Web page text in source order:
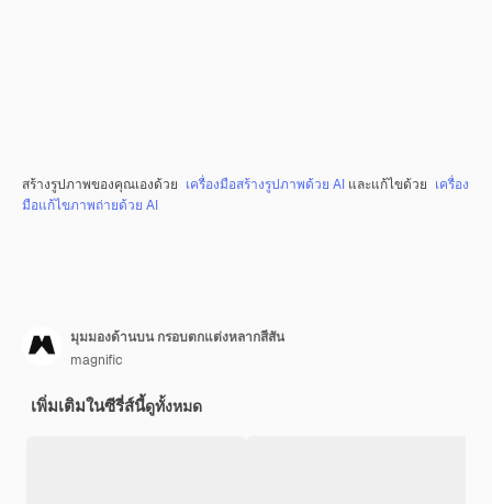
สร้างรูปภาพของคุณเองด้วย เครื่องมือสร้างรูปภาพด้วย AI และแก้ไขด้วย เครื่อง
มือแก้ไขภาพถ่ายด้วย AI
มุมมองด้านบน กรอบตกแต่งหลากสีสัน
magnific
เพิ่มเติมในซีรี่ส์นี้ดูทั้งหมด